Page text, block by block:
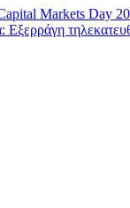
Markets Day